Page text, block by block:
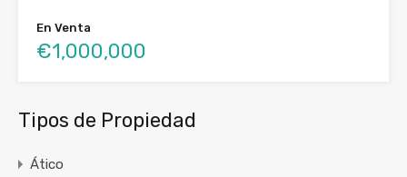
En Venta
€1,000,000
Tipos de Propiedad
Ático